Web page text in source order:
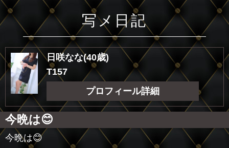
写メ日記
日咲なな(40歳)
T157
プロフィール詳細
今晩は😊
今晩は😊